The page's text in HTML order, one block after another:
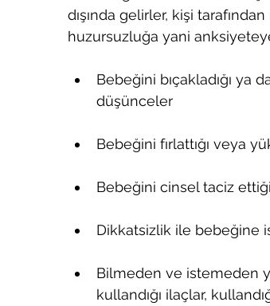
dışında gelirler, kişi
huzursuzluğa yani
Bebeğini bıçakladığı ya
düşünceler
Bebeğini fırlattığı veya
Bebeğini cinsel taciz
Dikkatsizlik ile bebeğine
Bilmeden ve istemeden
kullandığı ilaçlar,